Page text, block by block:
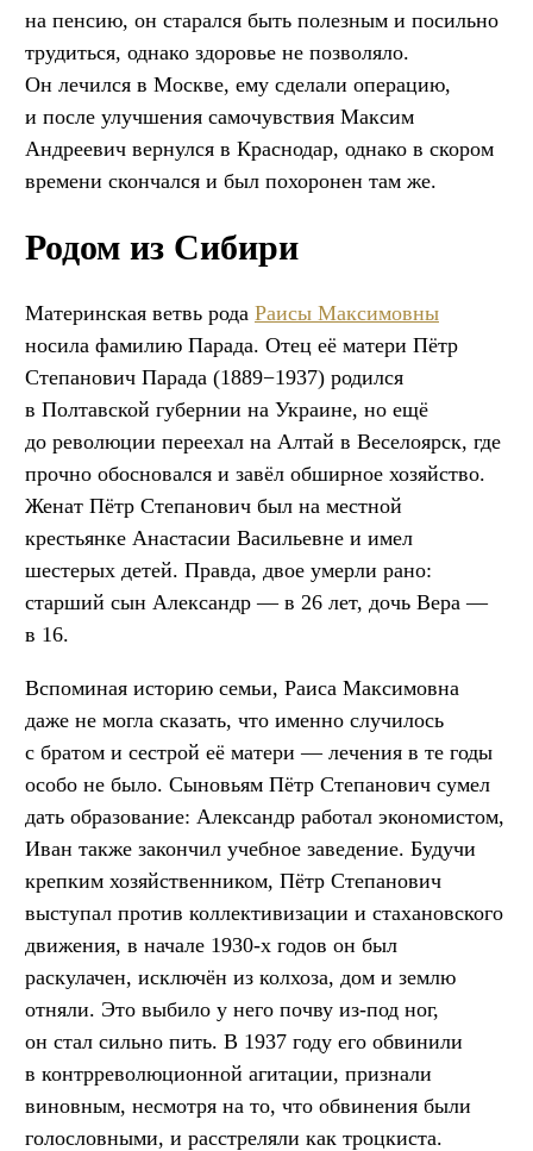
на пенсию, он старался быть полезным и посильно
трудиться, однако здоровье не позволяло.
Он лечился в Москве, ему сделали операцию,
и после улучшения самочувствия Максим
Андреевич вернулся в Краснодар, однако в скором
времени скончался и был похоронен там же.
Родом из Сибири
Материнская ветвь рода Раисы Максимовны
носила фамилию Парада. Отец её матери Пётр
Степанович Парада (1889−1937) родился
в Полтавской губернии на Украине, но ещё
до революции переехал на Алтай в Веселоярск, где
прочно обосновался и завёл обширное хозяйство.
Женат Пётр Степанович был на местной
крестьянке Анастасии Васильевне и имел
шестерых детей. Правда, двое умерли рано:
старший сын Александр — в 26 лет, дочь Вера —
в 16.
Вспоминая историю семьи, Раиса Максимовна
даже не могла сказать, что именно случилось
с братом и сестрой её матери — лечения в те годы
особо не было. Сыновьям Пётр Степанович сумел
дать образование: Александр работал экономистом,
Иван также закончил учебное заведение. Будучи
крепким хозяйственником, Пётр Степанович
выступал против коллективизации и стахановского
движения, в начале 1930-х годов он был
раскулачен, исключён из колхоза, дом и землю
отняли. Это выбило у него почву из-под ног,
он стал сильно пить. В 1937 году его обвинили
в контрреволюционной агитации, признали
виновным, несмотря на то, что обвинения были
голословными, и расстреляли как троцкиста.